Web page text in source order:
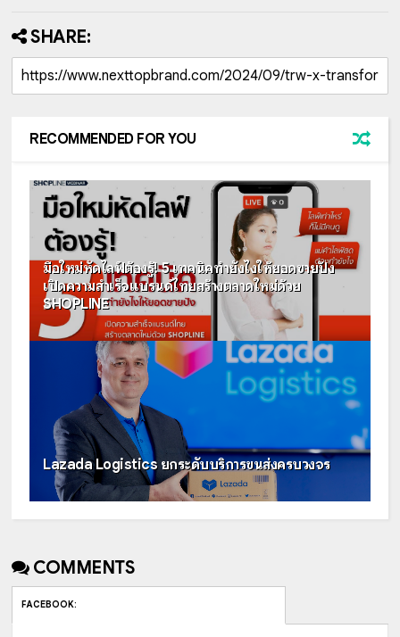
SHARE:
RECOMMENDED FOR YOU
มือใหม่หัดไลฟ์ต้องรู้! 5 เทคนิคทำยังไงให้ยอดขายปัง
เปิดความสำเร็จแบรนด์ไทยสร้างตลาดใหม่ด้วย
SHOPLINE
Lazada Logistics ยกระดับบริการขนส่งครบวงจร
COMMENTS
FACEBOOK: